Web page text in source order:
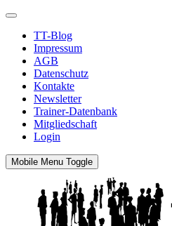
TT-Blog
Impressum
AGB
Datenschutz
Kontakte
Newsletter
Trainer-Datenbank
Mitgliedschaft
Login
Mobile Menu Toggle